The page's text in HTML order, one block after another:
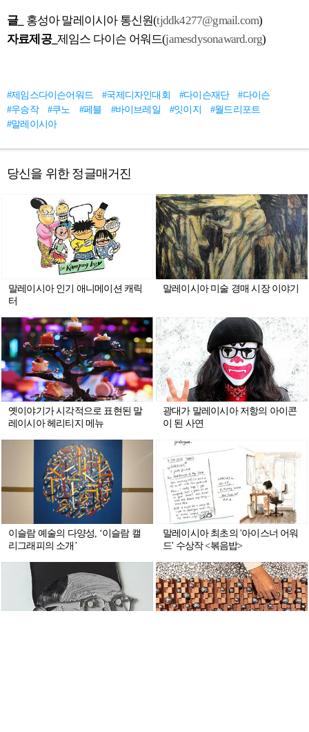
글_ 홍성아 말레이시아 통신원(tjddk4277@gmail.com)
자료제공_ 제임스 다이슨 어워드(jamesdysonaward.org)
#제임스다이슨어워드 #국제디자인대회 #다이슨재단
#다이슨
#우승작
#쿠노 #페블 #바이브레일 #잇이지
#월드리포트
#말레이시아
당신을 위한 정글매거진
말레이시아 인기 애니메이션 캐릭
터
말레이시아 미술 경매 시장 이야기
옛이야기가 시각적으로 표현된 말
레이시아 헤리티지 메뉴
광대가 말레이시아 저항의 아이콘
이 된 사연
이슬람 예술의 다양성, ‘이슬람 캘
리그래피의 소개’
말레이시아 최초의 '아이스너 어워
드' 수상작 <볶음밥>